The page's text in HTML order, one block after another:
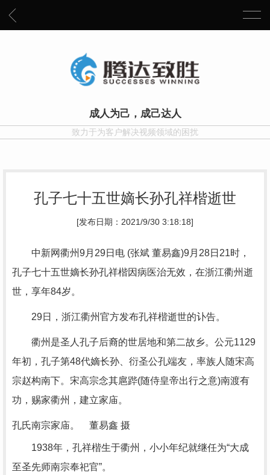
成人为己，成己达人
致力于为客户解决视频领域的困扰
孔子七十五世嫡长孙孔祥楷逝世
[发布日期：2021/9/30 3:18:18]
中新网衢州9月29日电 (张斌 董易鑫)9月28日21时，
孔子七十五世嫡长孙孔祥楷因病医治无效，在浙江衢州逝
世，享年84岁。
29日，浙江衢州官方发布孔祥楷逝世的讣告。
衢州是圣人孔子后裔的世居地和第二故乡。公元1129
年初，孔子第48代嫡长孙、衍圣公孔端友，率族人随宋高
宗赵构南下。宋高宗念其扈跸(随侍皇帝出行之意)南渡有
功，赐家衢州，建立家庙。
孔氏南宗家庙。 董易鑫 摄
1938年，孔祥楷生于衢州，小小年纪就继任为“大成
至圣先师南宗奉祀官”。